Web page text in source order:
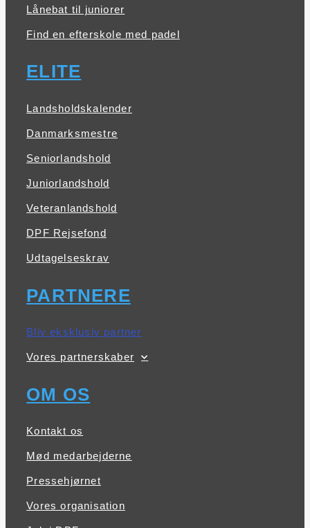
Lånebat til juniorer
Find en efterskole med padel
ELITE
Landsholdskalender
Danmarksmestre
Seniorlandshold
Juniorlandshold
Veteranlandshold
DPF Rejsefond
Udtagelseskrav
PARTNERE
Bliv eksklusiv partner
Vores partnerskaber
OM OS
Kontakt os
Mød medarbejderne
Pressehjørnet
Vores organisation